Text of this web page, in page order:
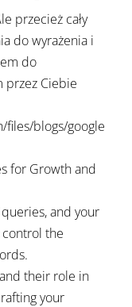
przecież cały
do wyrażenia i
do
przez Ciebie
files/blogs/google
for Growth and
queries, and your
the
their role in
your